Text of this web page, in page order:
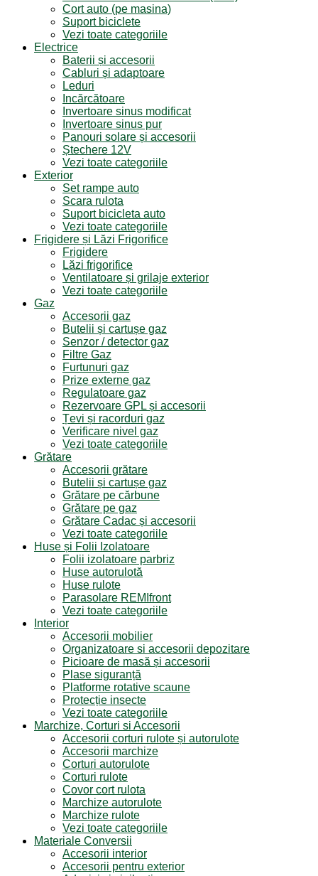
Cort auto (pe masina)
Suport biciclete
Vezi toate categoriile
Electrice
Baterii și accesorii
Cabluri și adaptoare
Leduri
Incărcătoare
Invertoare sinus modificat
Invertoare sinus pur
Panouri solare și accesorii
Ștechere 12V
Vezi toate categoriile
Exterior
Set rampe auto
Scara rulota
Suport bicicleta auto
Vezi toate categoriile
Frigidere și Lăzi Frigorifice
Frigidere
Lăzi frigorifice
Ventilatoare și grilaje exterior
Vezi toate categoriile
Gaz
Accesorii gaz
Butelii și cartușe gaz
Senzor / detector gaz
Filtre Gaz
Furtunuri gaz
Prize externe gaz
Regulatoare gaz
Rezervoare GPL și accesorii
Țevi și racorduri gaz
Verificare nivel gaz
Vezi toate categoriile
Grătare
Accesorii grătare
Butelii și cartușe gaz
Grătare pe cărbune
Grătare pe gaz
Grătare Cadac și accesorii
Vezi toate categoriile
Huse și Folii Izolatoare
Folii izolatoare parbriz
Huse autorulotă
Huse rulote
Parasolare REMIfront
Vezi toate categoriile
Interior
Accesorii mobilier
Organizatoare si accesorii depozitare
Picioare de masă și accesorii
Plase siguranță
Platforme rotative scaune
Protecție insecte
Vezi toate categoriile
Marchize, Corturi si Accesorii
Accesorii corturi rulote și autorulote
Accesorii marchize
Corturi autorulote
Corturi rulote
Covor cort rulota
Marchize autorulote
Marchize rulote
Vezi toate categoriile
Materiale Conversii
Accesorii interior
Accesorii pentru exterior